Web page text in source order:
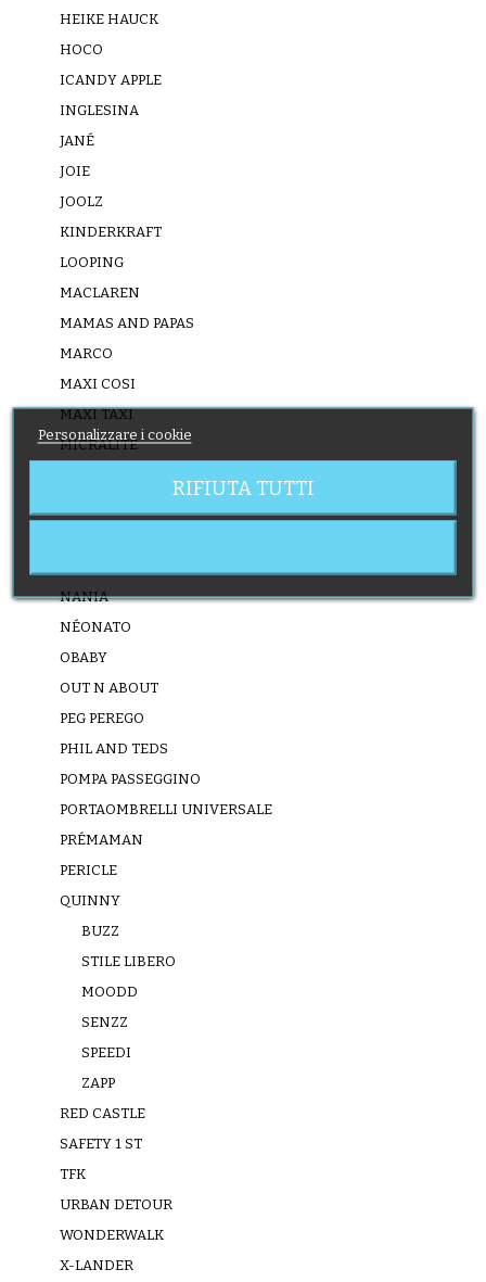
HEIKE HAUCK
HOCO
ICANDY APPLE
INGLESINA
JANÉ
JOIE
JOOLZ
KINDERKRAFT
LOOPING
MACLAREN
MAMAS AND PAPAS
MARCO
MAXI COSI
MAXI TAXI
MICRALITE
NANIA
NÉONATO
OBABY
OUT N ABOUT
PEG PEREGO
PHIL AND TEDS
POMPA PASSEGGINO
PORTAOMBRELLI UNIVERSALE
PRÉMAMAN
PERICLE
QUINNY
BUZZ
STILE LIBERO
MOODD
SENZZ
SPEEDI
ZAPP
RED CASTLE
SAFETY 1 ST
TFK
URBAN DETOUR
WONDERWALK
X-LANDER
Personalizzare i cookie
RIFIUTA TUTTI